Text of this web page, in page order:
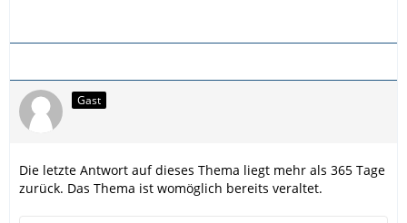
Gast
Die letzte Antwort auf dieses Thema liegt mehr als 365 Tage
zurück. Das Thema ist womöglich bereits veraltet.